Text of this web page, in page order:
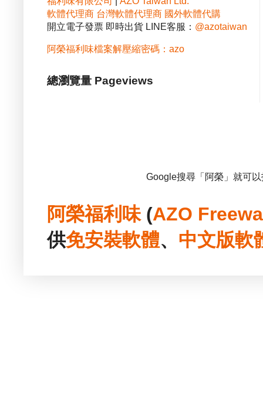
軟體代理商 台灣軟體代理商 國外軟體代購
開立電子發票 即時出貨 LINE客服： @azotaiwan
阿榮福利味檔案解壓縮密碼：azo
總瀏覽量 Pageviews
Google搜尋「阿榮」就可
阿榮福利味(AZO
供免安裝軟體、 中文版軟